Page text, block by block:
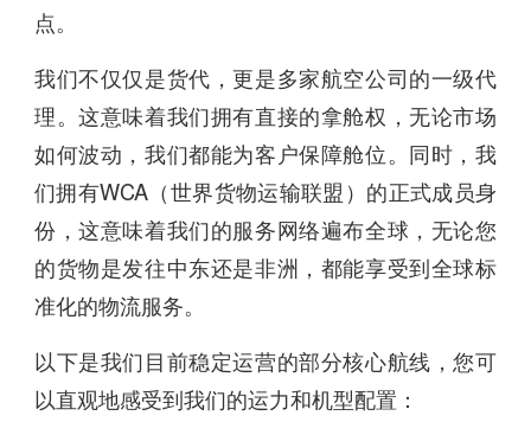
点。
我们不仅仅是货代，更是多家航空公司的一级代
理。这意味着我们拥有直接的拿舱权，无论市场
如何波动，我们都能为客户保障舱位。同时，我
们拥有WCA（世界货物运输联盟）的正式成员身
份，这意味着我们的服务网络遍布全球，无论您
的货物是发往中东还是非洲，都能享受到全球标
准化的物流服务。
以下是我们目前稳定运营的部分核心航线，您可
以直观地感受到我们的运力和机型配置：